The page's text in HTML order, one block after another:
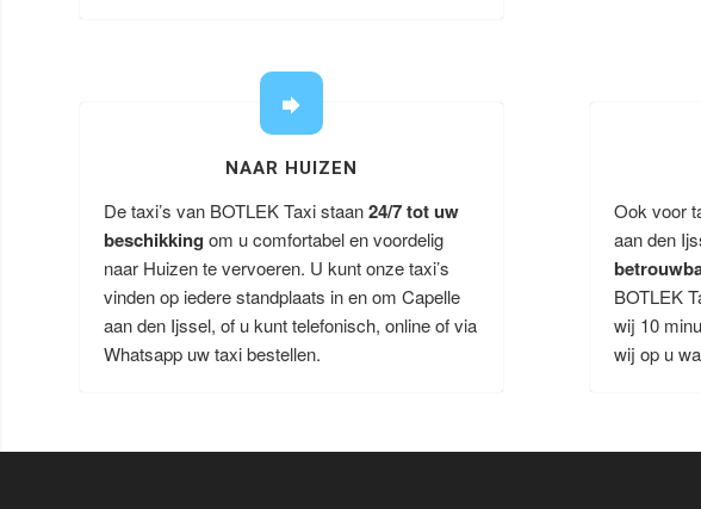
NAAR HUIZEN
De taxi’s van BOTLEK Taxi staan24/7 tot uw
beschikking om u comfortabel en voordelig
naar Huizen te vervoeren. U kunt onze taxi’s
vinden op iedere standplaats in en om Capelle
aan den Ijssel, of u kunt telefonisch, online of via
Whatsapp uw taxi bestellen.
Ook voor
aan den
BOTLEK
wij 10
wij op u